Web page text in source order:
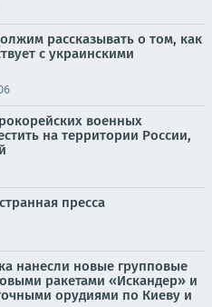
рассказывать о том, как
с украинскими
военных
на территории России,
пресса
нанесли новые групповые
ракетами «Искандер» и
орудиями по Киеву и